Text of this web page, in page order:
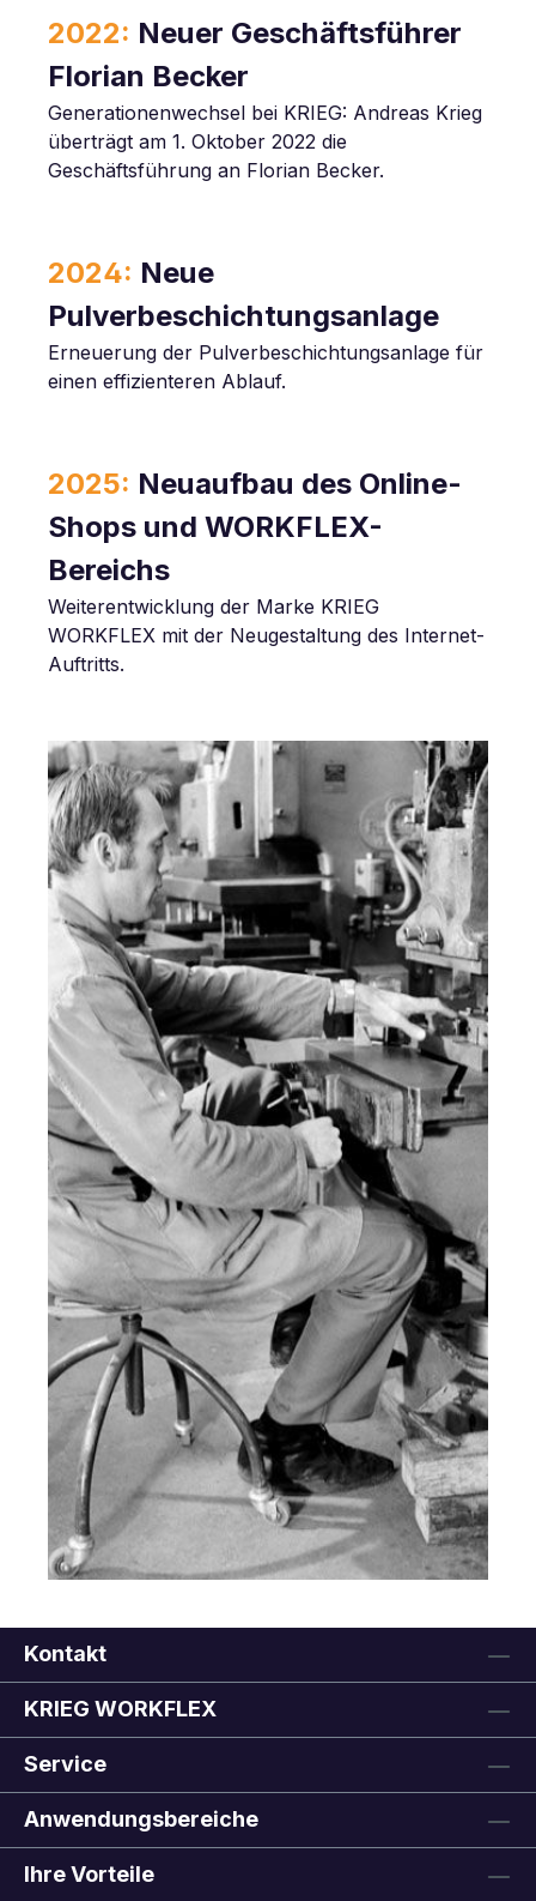
2022: Neuer Geschäftsführer
Florian Becker
Generationenwechsel bei KRIEG: Andreas Krieg
überträgt am 1. Oktober 2022 die
Geschäftsführung an Florian Becker.
2024: Neue
Pulverbeschichtungsanlage
Erneuerung der Pulverbeschichtungsanlage für
einen effizienteren Ablauf.
2025: Neuaufbau des Online-
Shops und WORKFLEX-
Bereichs
Weiterentwicklung der Marke KRIEG
WORKFLEX mit der Neugestaltung des Internet-
Auftritts.
Kontakt
KRIEG WORKFLEX
Service
Anwendungsbereiche
Ihre Vorteile